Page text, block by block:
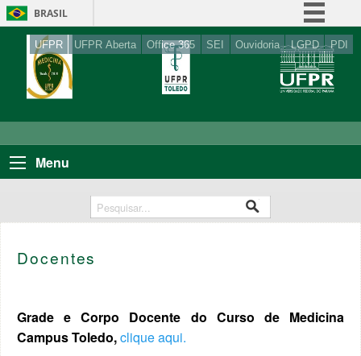
BRASIL
Simplifique!
Comunica BR
Legislação
UFPR UFPR Aberta Office 365 SEI Ouvidoria LGPD PDI
Menu
Docentes
Grade e Corpo Docente do Curso de Medicina
Campus Toledo,clique aqui.